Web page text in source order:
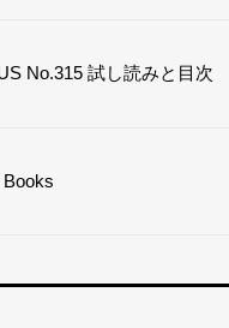
No.315 試し読みと目次